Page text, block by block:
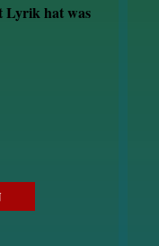
Lyrik hat was